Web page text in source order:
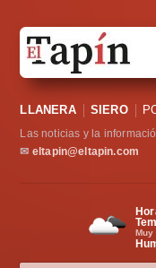
Sociedad
Política
Cultura
LLANERA SIERO
Las noticias y la
✉ eltapin@eltapin.com
Muy